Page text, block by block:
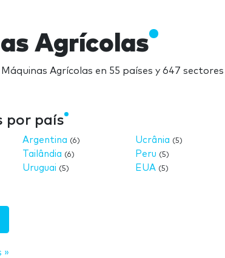
Agrícolas
Agrícolas en 55 países y 647
por país
Argentina (6)
Tailândia (6)
Uruguai (5)
Ucrânia (5)
Peru (5)
EUA (5)
»